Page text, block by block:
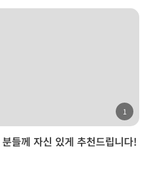
1
들께 자신 있게 추천드립니다!